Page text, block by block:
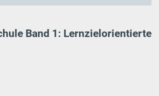
Band 1: Lernzielorientierte